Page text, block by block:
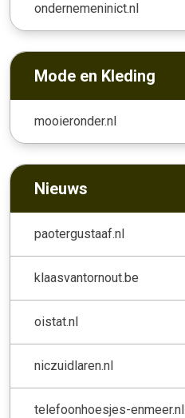
ondernemeninict.nl
Mode en Kleding
mooieronder.nl
Nieuws
paotergustaaf.nl
klaasvantornout.be
oistat.nl
niczuidlaren.nl
telefoonhoesjes-enmeer.nl